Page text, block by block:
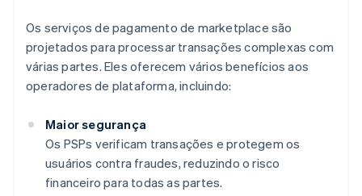
Os serviços de pagamento de marketplace são
projetados para processar transações complexas com
várias partes. Eles oferecem vários benefícios aos
operadores de plataforma, incluindo:
Maior segurança
Os PSPs verificam transações e protegem os
usuários contra fraudes, reduzindo o risco
financeiro para todas as partes.